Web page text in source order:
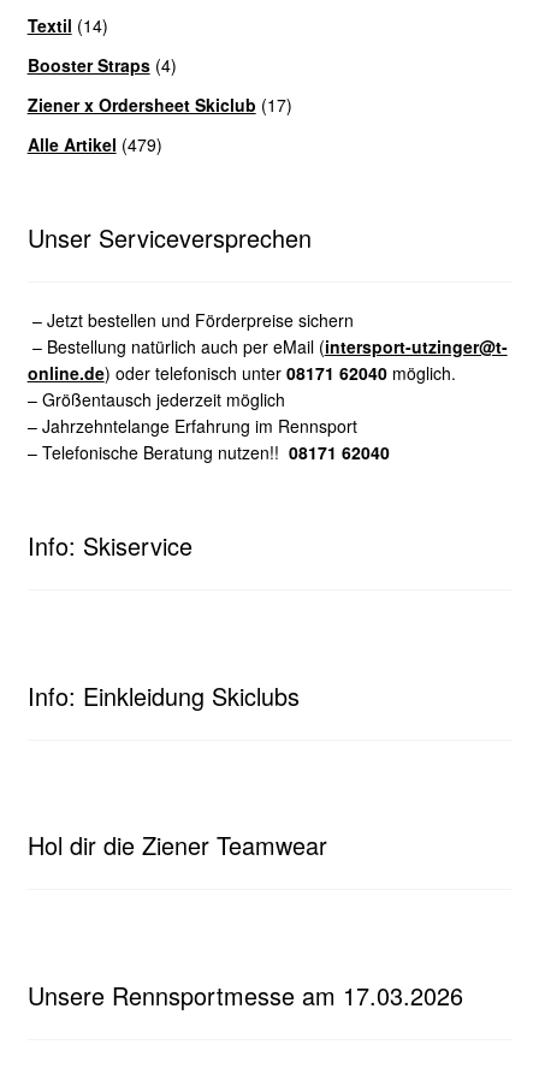
Textil (14)
Booster Straps (4)
Ziener x Ordersheet Skiclub (17)
Alle Artikel (479)
Unser Serviceversprechen
– Jetzt bestellen und Förderpreise sichern
– Bestellung natürlich auch per eMail (intersport-utzinger@t-
online.de) oder telefonisch unter08171 62040möglich.
– Größentausch jederzeit möglich
– Jahrzehntelange Erfahrung im Rennsport
– Telefonische Beratung nutzen!! 08171 62040
Info: Skiservice
Info: Einkleidung Skiclubs
Hol dir die Ziener Teamwear
Unsere Rennsportmesse am 17.03.2026